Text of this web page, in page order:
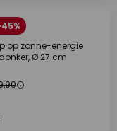
op zonne-energie
Ø 27 cm